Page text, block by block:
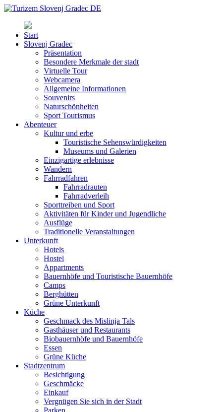
Start
Slovenj Gradec
Präsentation
Besondere Merkmale der stadt
Virtuelle Tour
Webcamera
Allgemeine Informationen
Souvenirs
Naturschönheiten
Sport Tourismus
Abenteuer
Kultur und erbe
Touristische Sehenswürdigkeiten
Museums und Galerien
Einzigartige erlebnisse
Wandern
Fahrradfahren
Fahrradrauten
Fahrradverleih
Sporttreiben und Sport
Aktivitäten für Kinder und Jugendliche
Ausflüge
Traditionelle Veranstaltungen
Unterkunft
Hotels
Hostel
Appartments
Bauernhöfe und Touristische Bauernhöfe
Camps
Berghütten
Grüne Unterkunft
Küche
Geschmack des Mislinja Tals
Gasthäuser und Restaurants
Biobauernhöfe und Bauernhöfe
Essen
Grüne Küche
Stadtzentrum
Besichtigung
Geschmäcke
Einkauf
Vergnügen Sie sich in der Stadt
Parken